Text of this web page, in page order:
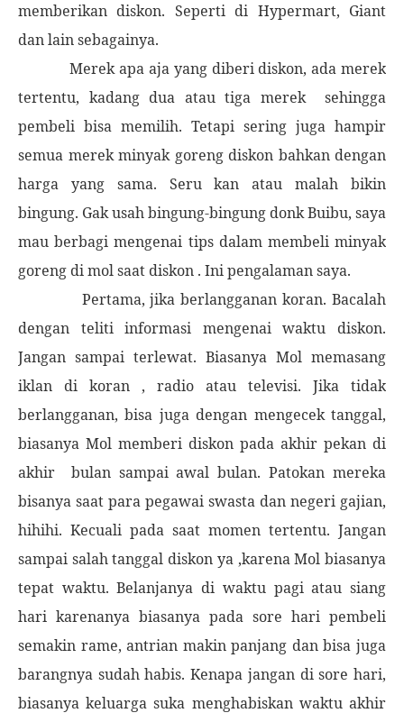
memberikan diskon. Seperti di Hypermart, Giant
dan lain sebagainya.
Merek apa aja yang diberi diskon, ada merek
tertentu, kadang dua atau tiga merek
sehingga
pembeli bisa memilih. Tetapi sering juga hampir
semua merek minyak goreng diskon bahkan dengan
harga yang sama. Seru kan atau malah bikin
bingung. Gak usah bingung-bingung donk Buibu, saya
mau berbagi mengenai tips dalam membeli minyak
goreng di mol saat diskon . Ini pengalaman saya.
Pertama, jika berlangganan koran. Bacalah
dengan teliti informasi mengenai waktu diskon.
Jangan sampai terlewat. Biasanya Mol memasang
iklan di koran , radio atau televisi. Jika tidak
berlangganan, bisa juga dengan mengecek tanggal,
biasanya Mol memberi diskon pada akhir pekan di
akhir
bulan sampai awal bulan. Patokan mereka
bisanya saat para pegawai swasta dan negeri gajian,
hihihi. Kecuali pada saat momen tertentu. Jangan
sampai salah tanggal diskon ya ,karena Mol biasanya
tepat waktu. Belanjanya di waktu pagi atau siang
hari karenanya biasanya pada sore hari pembeli
semakin rame, antrian makin panjang dan bisa juga
barangnya sudah habis. Kenapa jangan di sore hari,
biasanya keluarga suka menghabiskan waktu akhir